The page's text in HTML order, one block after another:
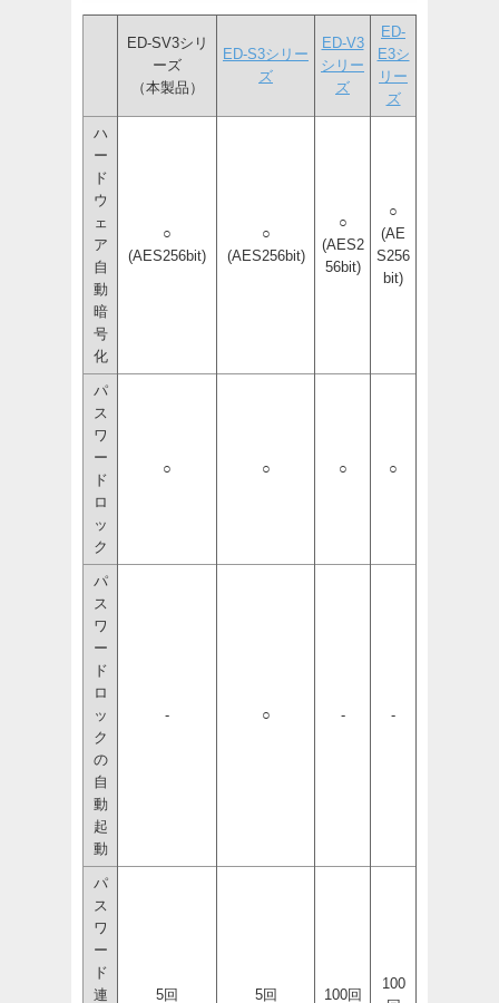
ED-SV3シリ
ーズ
（本製品）
ED-S3シリー
ズ
ED-V3
シリー
ズ
ED-
E3シ
リー
ズ
ハ
ー
ド
ウ
ェ
ア
自
動
暗
号
化
○
(AES256bit)
○
(AES256bit)
○
(AES2
56bit)
○
(AE
S256
bit)
パ
ス
ワ
ー
ド
ロ
ッ
ク
○ ○ ○ ○
パ
ス
ワ
ー
ド
ロ
ッ
ク
の
自
動
起
動
- ○ - -
パ
ス
ワ
ー
ド
連
5回 5回 100回
100